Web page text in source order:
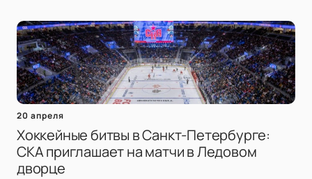
20 апреля
Хоккейные битвы в Санкт-Петербурге:
СКА приглашает на матчи в Ледовом
дворце